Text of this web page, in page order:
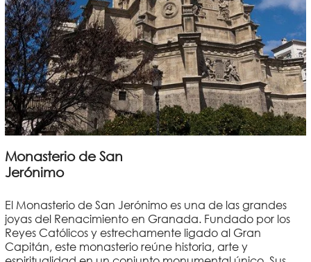
Monasterio de San
Jerónimo
El Monasterio de San Jerónimo es una de las grandes
joyas del Renacimiento en Granada. Fundado por los
Reyes Católicos y estrechamente ligado al Gran
Capitán, este monasterio reúne historia, arte y